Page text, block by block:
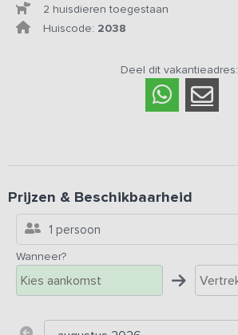
2 huisdieren toegestaan
Huiscode: 2038
Deel dit vakantieadres:
Prijzen & Beschikbaarheid
1 persoon
Wanneer?